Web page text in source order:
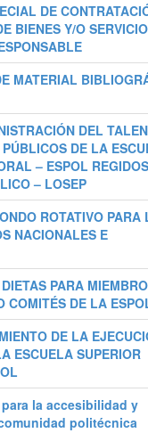
DE
BIENES Y/O
MATERIAL
DEL
DE LA
– ESPOL
– LOSEP
ROTATIVO PARA
NACIONALES E
PARA
COMITÉS DE LA
DE LA
ESCUELA SUPERIOR
la accesibilidad y
politécnica